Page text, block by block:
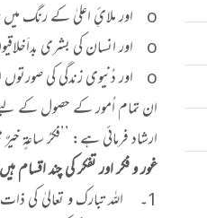
o اور ملائِ اعلیٰ کے رنگ میں رنگا ہوا ہونا،
o اور انسان کی بشری بداَخلاقیوں سے نجات حاصل کرنا،
o اور دُنیوی زندگی کی صورتوں اور نقوش کو نفس کا قبول نہ کرنا اور اُس پر مطمئن نہ ہونا۔
ان تمام اُمور کے حصول کے
ارشاد فرمائی ہے: ’’فکرُ ساعۃٍ
غور و فکر اور تفکر کی چند اقسام
1۔ اللہ تبارک و تعالیٰ کی